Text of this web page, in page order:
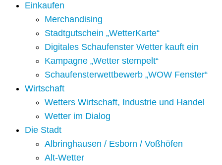
Einkaufen
Merchandising
Stadtgutschein „WetterKarte“
Digitales Schaufenster Wetter kauft ein
Kampagne „Wetter stempelt“
Schaufensterwettbewerb „WOW Fenster“
Wirtschaft
Wetters Wirtschaft, Industrie und Handel
Wetter im Dialog
Die Stadt
Albringhausen / Esborn / Voßhöfen
Alt-Wetter​